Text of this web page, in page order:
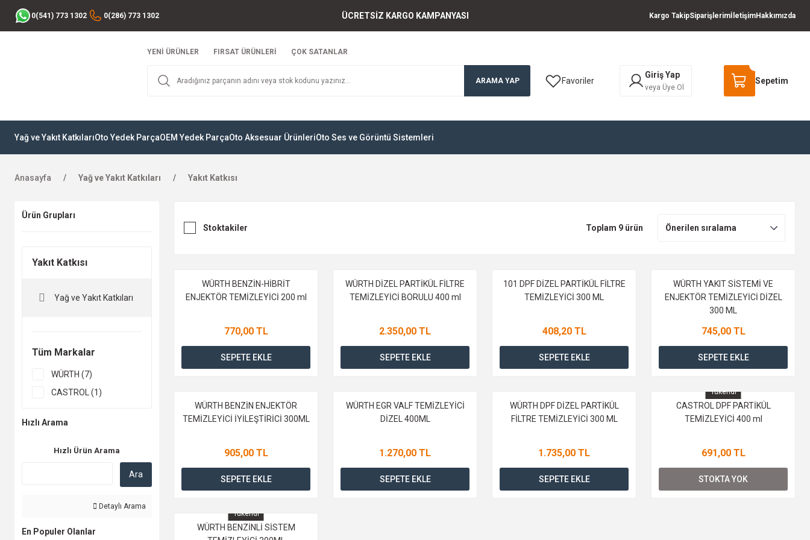
0(541) 773 1302 0(286) 773 1302 ÜCRETSİZ KARGO KAMPANYASI Kargo TakipSiparişlerimİletişimHakkımızda
YENİ ÜRÜNLER FIRSAT ÜRÜNLERİ ÇOK SATANLAR
ARAMA YAP Favoriler
Giriş Yap
veya Üye Ol
Sepetim
Yağ ve Yakıt KatkılarıOto Yedek ParçaOEM Yedek ParçaOto Aksesuar ÜrünleriOto Ses ve Görüntü Sistemleri
Anasayfa Yağ ve Yakıt Katkıları Yakıt Katkısı
Ürün Grupları
Yakıt Katkısı
Yağ ve Yakıt Katkıları
Tüm Markalar
WÜRTH (7)
CASTROL (1)
Hızlı Arama
Hızlı Ürün Arama
Ara
Detaylı Arama
En Populer Olanlar
Stoktakiler Toplam 9 ürün
WÜRTH BENZİN-HİBRİT
ENJEKTÖR TEMİZLEYİCİ 200 ml
770,00 TL
SEPETE EKLE
WÜRTH DİZEL PARTİKÜL FİLTRE
TEMİZLEYİCİ BORULU 400 ml
2.350,00 TL
SEPETE EKLE
101 DPF DİZEL PARTİKÜL FİLTRE
TEMİZLEYİCİ 300 ML
408,20 TL
SEPETE EKLE
WÜRTH YAKIT SİSTEMİ VE
ENJEKTÖR TEMİZLEYİCİ DİZEL
300 ML
745,00 TL
SEPETE EKLE
WÜRTH BENZİN ENJEKTÖR
TEMİZLEYİCİ İYİLEŞTİRİCİ 300ML
905,00 TL
SEPETE EKLE
WÜRTH EGR VALF TEMİZLEYİCİ
DİZEL 400ML
1.270,00 TL
SEPETE EKLE
WÜRTH DPF DİZEL PARTİKÜL
FİLTRE TEMİZLEYİCİ 300 ML
1.735,00 TL
SEPETE EKLE
Tükendi
CASTROL DPF PARTİKÜL
TEMİZLEYİCİ 400 ml
691,00 TL
STOKTA YOK
Tükendi
WÜRTH BENZİNLİ SİSTEM